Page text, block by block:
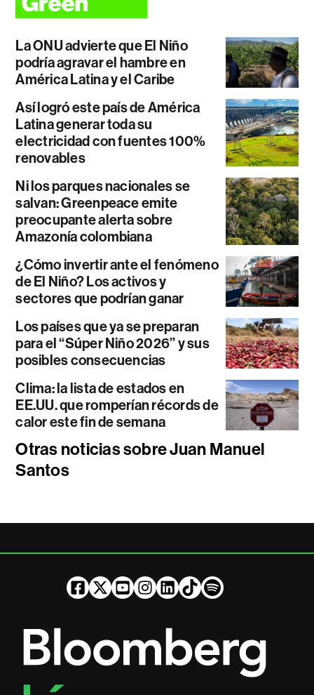
La ONU advierte que El Niño
podría agravar el hambre en
América Latina y el Caribe
Así logró este país de América
Latina generar toda su
electricidad con fuentes 100%
renovables
Ni los parques nacionales se
salvan: Greenpeace emite
preocupante alerta sobre
Amazonía colombiana
¿Cómo invertir ante el fenómeno
de El Niño? Los activos y
sectores que podrían ganar
Los países que ya se preparan
para el “Súper Niño 2026” y sus
posibles consecuencias
Clima: la lista de estados en
EE.UU. que romperían récords de
calor este fin de semana
Otras noticias sobre Juan Manuel
Santos